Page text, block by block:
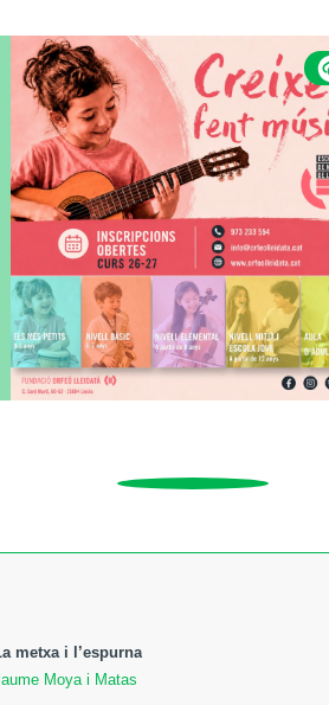
metxa i l’espurna
Moya i Matas